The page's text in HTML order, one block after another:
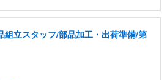
組立スタッフ/部品加工・出荷準備/第